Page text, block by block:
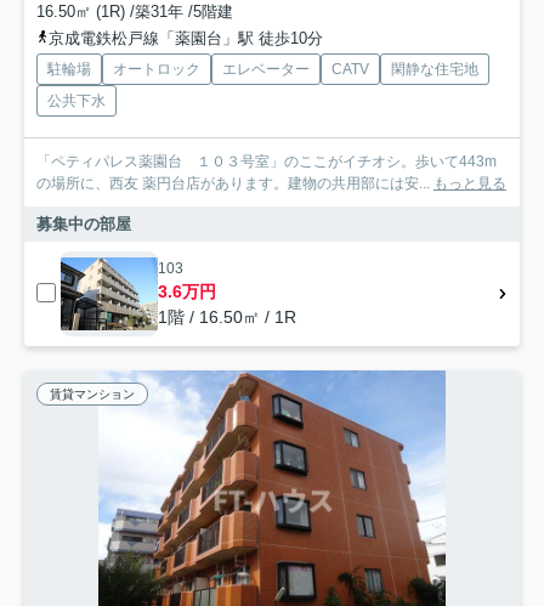
16.50㎡ (1R) /築31年 /5階建
京成電鉄松戸線「薬園台」駅 徒歩10分
駐輪場 オートロック エレベーター CATV
閑静な住宅地
公共下水
「ペティパレス薬園台 １０３号室」のここがイチオシ。歩いて443m
の場所に、西友 薬円台店があります。建物の共用部には安...
もっと見る
募集中の部屋
103
3.6万円
1階 / 16.50㎡ / 1R
賃貸マンション